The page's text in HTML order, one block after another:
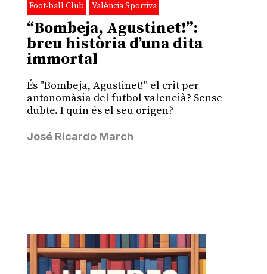
Foot-ball Club València Sportiva
“Bombeja, Agustinet!”:
breu història d’una dita
immortal
És "Bombeja, Agustinet!" el crit per
antonomàsia del futbol valencià? Sense
dubte. I quin és el seu origen?
José Ricardo March